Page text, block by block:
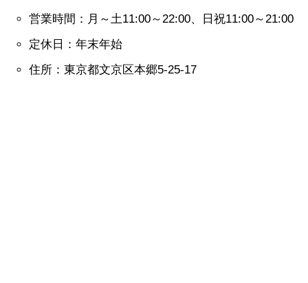
営業時間：月～土11:00～22:00、日祝11:00～21:00
定休日：年末年始
住所：東京都文京区本郷5-25-17